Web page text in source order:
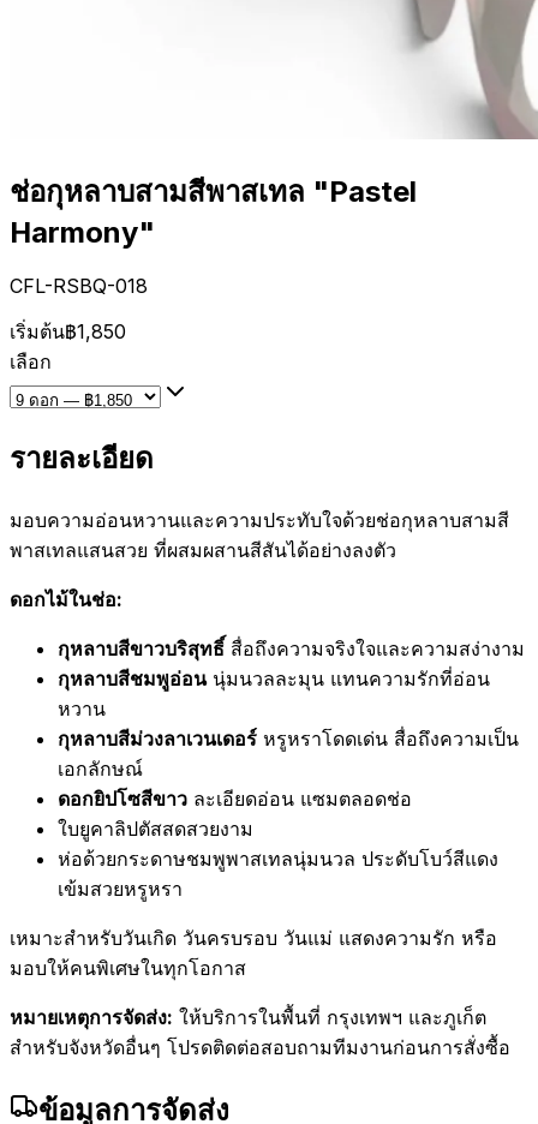
ช่อกุหลาบสามสีพาสเทล "Pastel
Harmony"
CFL-RSBQ-018
เริ่มต้น฿1,850
เลือก
รายละเอียด
มอบความอ่อนหวานและความประทับใจด้วยช่อกุหลาบสามสี
พาสเทลแสนสวย ที่ผสมผสานสีสันได้อย่างลงตัว
ดอกไม้ในช่อ:
กุหลาบสีขาวบริสุทธิ์ สื่อถึงความจริงใจและความสง่างาม
กุหลาบสีชมพูอ่อนนุ่มนวลละมุน แทนความรักที่อ่อน
หวาน
กุหลาบสีม่วงลาเวนเดอร์ หรูหราโดดเด่น สื่อถึงความเป็น
เอกลักษณ์
ดอกยิปโซสีขาว ละเอียดอ่อน แซมตลอดช่อ
ใบยูคาลิปตัสสดสวยงาม
ห่อด้วยกระดาษชมพูพาสเทลนุ่มนวล ประดับโบว์สีแดง
เข้มสวยหรูหรา
เหมาะสำหรับวันเกิด วันครบรอบ วันแม่ แสดงความรัก หรือ
มอบให้คนพิเศษในทุกโอกาส
หมายเหตุการจัดส่ง: ให้บริการในพื้นที่ กรุงเทพฯ และภูเก็ต
สำหรับจังหวัดอื่นๆ โปรดติดต่อสอบถามทีมงานก่อนการสั่งซื้อ
ข้อมูลการจัดส่ง